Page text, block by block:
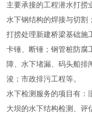
主要承接的工程潜水打捞
水下钢结构的焊接与切割
打捞处理新建桥梁基础施
卡锤、断锤；钢管桩防腐
障、水下堵漏、码头船排
浚；市政排污工程等。
水下检测服务的项目有：
大坝的水下结构检测、评